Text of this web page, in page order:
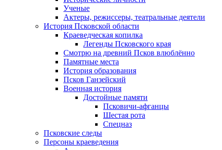
Ученые
Актеры, режиссеры, театральные деятели
История Псковской области
Краеведческая копилка
Легенды Псковского края
Смотрю на древний Псков влюблённо
Памятные места
История образования
Псков Ганзейский
Военная история
Достойные памяти
Псковичи-афганцы
Шестая рота
Спецназ
Псковские следы
Персоны краеведения